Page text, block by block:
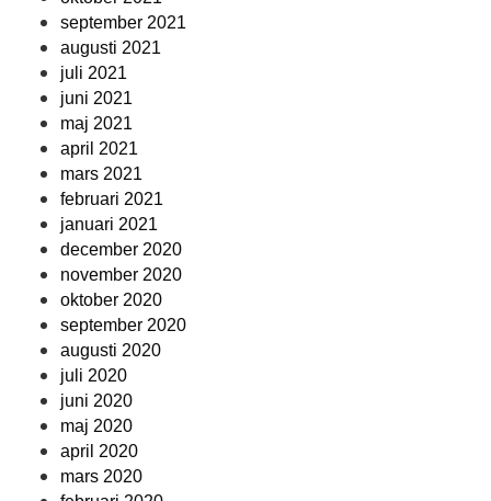
september 2021
augusti 2021
juli 2021
juni 2021
maj 2021
april 2021
mars 2021
februari 2021
januari 2021
december 2020
november 2020
oktober 2020
september 2020
augusti 2020
juli 2020
juni 2020
maj 2020
april 2020
mars 2020